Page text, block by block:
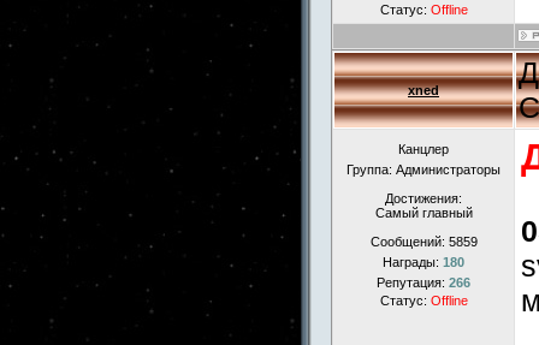
Статус: Offline
xned
Канцлер
Группа: Администраторы
Достижения:
Самый главный
Сообщений: 5859
Награды: 180
Репутация: 266
Статус: Offline